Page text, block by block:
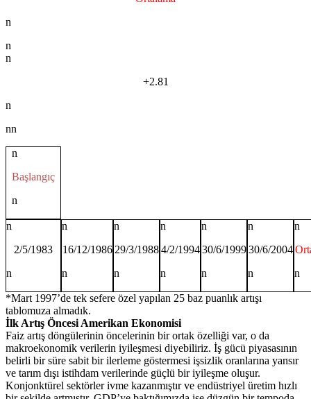
n
n
n
+2.81
n
nn
n
Başlangıç
n
n
2/5/1983
n
n
16/12/1986
n
n
29/3/1988
n
n
4/2/1994
n
n
30/6/1999
n
n
30/6/2004
n
n
n
*Mart 1997’de tek sefere özel yapılan 25 baz puanlık artışı
tablomuza almadık.
İlk Artış Öncesi Amerikan Ekonomisi
Faiz artış döngülerinin öncelerinin bir ortak özelliği var, o da
makroekonomik verilerin iyileşmesi diyebiliriz. İş gücü piyasasının
belirli bir süre sabit bir ilerleme göstermesi işsizlik oranlarına yansır
ve tarım dışı istihdam verilerinde güçlü bir iyileşme oluşur.
Konjonktürel sektörler ivme kazanmıştır ve endüstriyel üretim hızlı